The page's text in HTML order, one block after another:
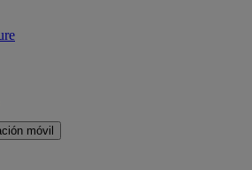
móvil